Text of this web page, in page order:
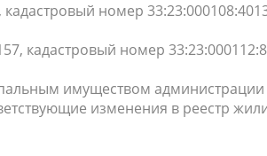
кадастровый номер
кадастровый номер
имуществом
изменения в реестр